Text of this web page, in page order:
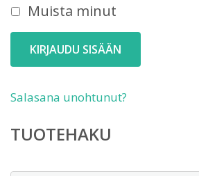
Muista minut
KIRJAUDU SISÄÄN
Salasana unohtunut?
TUOTEHAKU